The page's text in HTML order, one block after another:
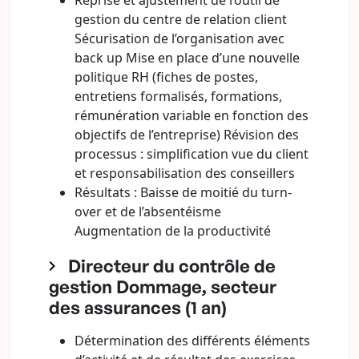
gestion du centre de relation client
Sécurisation de l’organisation avec
back up Mise en place d’une nouvelle
politique RH (fiches de postes,
entretiens formalisés, formations,
rémunération variable en fonction des
objectifs de l’entreprise) Révision des
processus : simplification vue du client
et responsabilisation des conseillers
Résultats : Baisse de moitié du turn-
over et de l’absentéisme
Augmentation de la productivité
Directeur du contrôle de
gestion Dommage, secteur
des assurances (1 an)
Détermination des différents éléments